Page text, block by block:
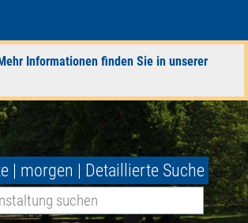
Informationen finden Sie in unserer
| morgen | Detaillierte Suche